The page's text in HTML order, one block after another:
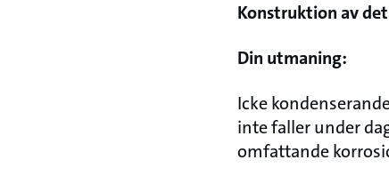
Konstruktion av
Din utmaning:
Icke
inte faller under
omfattande